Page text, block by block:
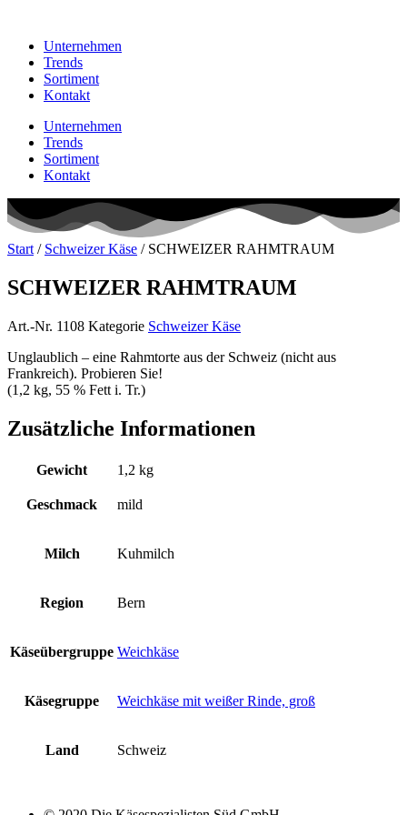
Unternehmen
Trends
Sortiment
Kontakt
Unternehmen
Trends
Sortiment
Kontakt
Start / Schweizer Käse / SCHWEIZER RAHMTRAUM
SCHWEIZER RAHMTRAUM
Art.-Nr. 1108 Kategorie Schweizer Käse
Unglaublich – eine Rahmtorte aus der Schweiz (nicht aus
Frankreich). Probieren Sie!
(1,2 kg, 55 % Fett i. Tr.)
Zusätzliche Informationen
Gewicht 1,2 kg
Geschmack mild
Milch Kuhmilch
Region Bern
Käseübergruppe Weichkäse
Käsegruppe Weichkäse mit weißer Rinde, groß
Land Schweiz